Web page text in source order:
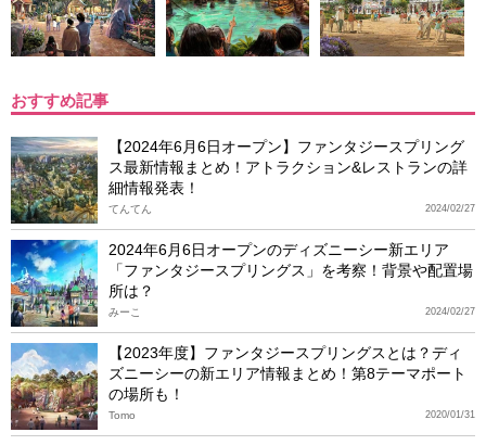
おすすめ記事
【2024年6月6日オープン】ファンタジースプリング
ス最新情報まとめ！アトラクション&レストランの詳
細情報発表！
2024/02/27
てんてん
2024年6月6日オープンのディズニーシー新エリア
「ファンタジースプリングス」を考察！背景や配置場
所は？
2024/02/27
みーこ
【2023年度】ファンタジースプリングスとは？ディ
ズニーシーの新エリア情報まとめ！第8テーマポート
の場所も！
2020/01/31
Tomo